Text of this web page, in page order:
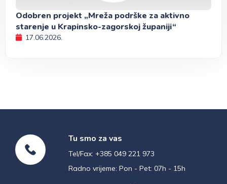
Odobren projekt „Mreža podrške za aktivno
starenje u Krapinsko-zagorskoj županiji“
17.06.2026.
Tu smo za vas
Tel/Fax: +385 049 221 973
Radno vrijeme: Pon - Pet: 07h - 15h